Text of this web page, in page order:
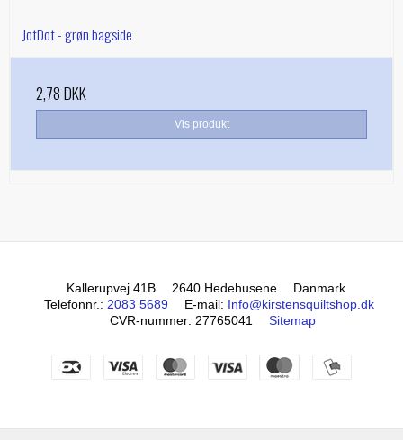
JotDot - grøn bagside
2,78 DKK
Vis produkt
Kallerupvej 41B 2640 Hedehusene
Danmark
Telefonnr. : 2083 5689 E-mail: Info@kirstensquiltshop.dk
CVR-nummer: 27765041 Sitemap